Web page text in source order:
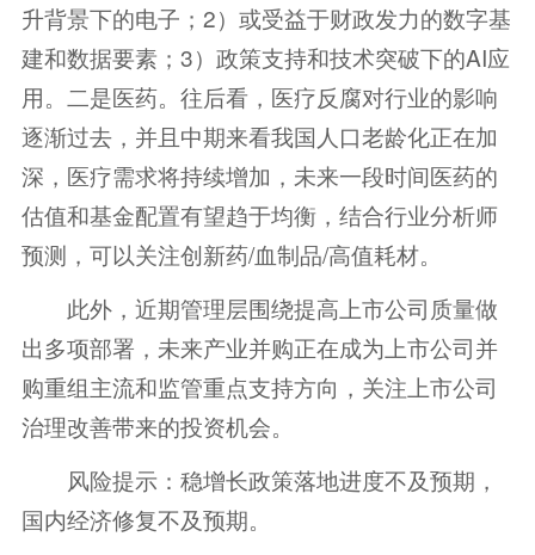
升背景下的电子；2）或受益于财政发力的数字基
建和数据要素；3）政策支持和技术突破下的AI应
用。二是医药。往后看，医疗反腐对行业的影响
逐渐过去，并且中期来看我国人口老龄化正在加
深，医疗需求将持续增加，未来一段时间医药的
估值和基金配置有望趋于均衡，结合行业分析师
预测，可以关注创新药/血制品/高值耗材。
此外，近期管理层围绕提高上市公司质量做
出多项部署，未来产业并购正在成为上市公司并
购重组主流和监管重点支持方向，关注上市公司
治理改善带来的投资机会。
风险提示：稳增长政策落地进度不及预期，
国内经济修复不及预期。